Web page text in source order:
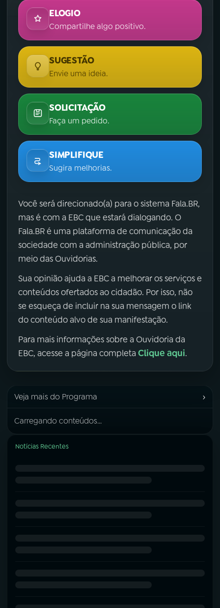
ELOGIO
Compartilhe algo positivo.
SUGESTÃO
Envie uma ideia.
SOLICITAÇÃO
Faça um pedido.
SIMPLIFIQUE
Sugira melhorias.
Você será direcionado(a) para o sistema Fala.BR,
mas é com a EBC que estará dialogando. O
Fala.BR é uma plataforma de comunicação da
sociedade com a administração pública, por
meio das Ouvidorias.
Sua opinião ajuda a EBC a melhorar os serviços e
conteúdos ofertados ao cidadão. Por isso, não
se esqueça de incluir na sua mensagem o link
do conteúdo alvo de sua manifestação.
Para mais informações sobre a Ouvidoria da
EBC, acesse a página completa Clique aqui.
Veja mais do Programa ›
Carregando conteúdos...
Notícias Recentes